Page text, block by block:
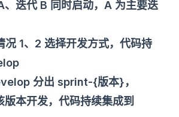
、迭代 B 同时启动，A 为主要迭
况 1、2 选择开发方式，代码持
分出 sprint-{版本}，
本开发，代码持续集成到